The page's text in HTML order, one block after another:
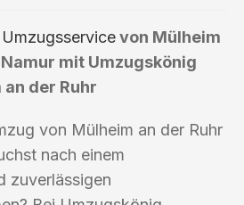
Umzugsservicevon Mülheim
mit Umzugskönig
der Ruhr
von Mülheim an der Ruhr
nach einem
zuverlässigen